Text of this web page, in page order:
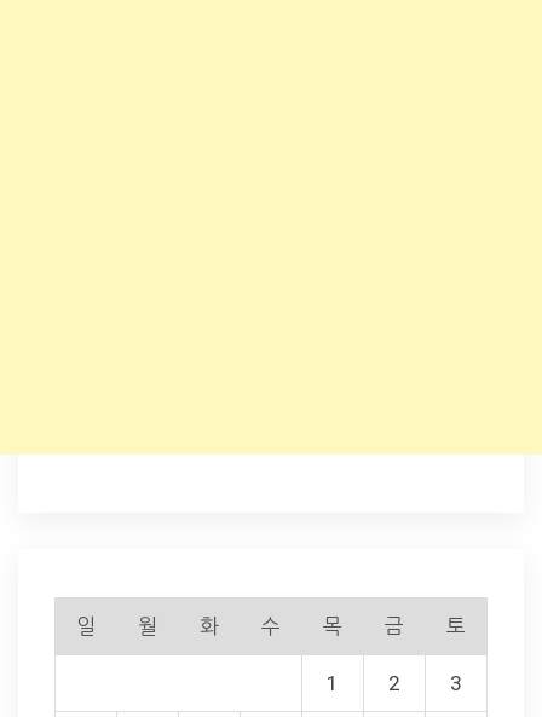
일 월 화 수 목 금 토
1 2 3